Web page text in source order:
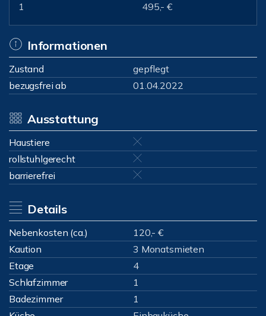
1
495,- €
Informationen
Zustand
gepflegt
bezugsfrei ab
01.04.2022
Ausstattung
Haustiere
rollstuhlgerecht
barrierefrei
Details
Nebenkosten (ca.)
120,- €
Kaution
3 Monatsmieten
Etage
4
Schlafzimmer
1
Badezimmer
1